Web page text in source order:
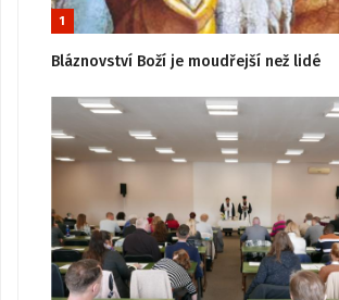
1
Bláznovství Boží je moudřejší než lidé